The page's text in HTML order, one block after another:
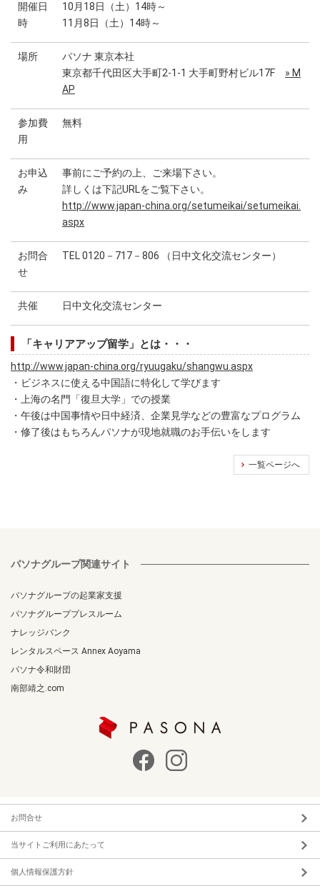
開催日
時
10月18日（土）14時～
11月8日（土）14時～
場所
パソナ 東京本社
東京都千代田区大手町2-1-1 大手町野村ビル17F » M
AP
参加費
用
無料
お申込
み
事前にご予約の上、ご来場下さい。
詳しくは下記URLをご覧下さい。
http://www.japan-china.org/setumeikai/setumeikai.
aspx
お問合
せ
TEL 0120－717－806 （日中文化交流センター）
共催 日中文化交流センター
「キャリアアップ留学」とは・・・
http://www.japan-china.org/ryuugaku/shangwu.aspx
・ビジネスに使える中国語に特化して学びます
・上海の名門「復旦大学」での授業
・午後は中国事情や日中経済、企業見学などの豊富なプログラム
・修了後はもちろんパソナが現地就職のお手伝いをします
一覧ページへ
パソナグループ関連サイト
パソナグループの起業家支援
パソナグループプレスルーム
ナレッジバンク
レンタルスペース Annex Aoyama
パソナ令和財団
南部靖之.com
お問合せ
当サイトご利用にあたって
個人情報保護方針